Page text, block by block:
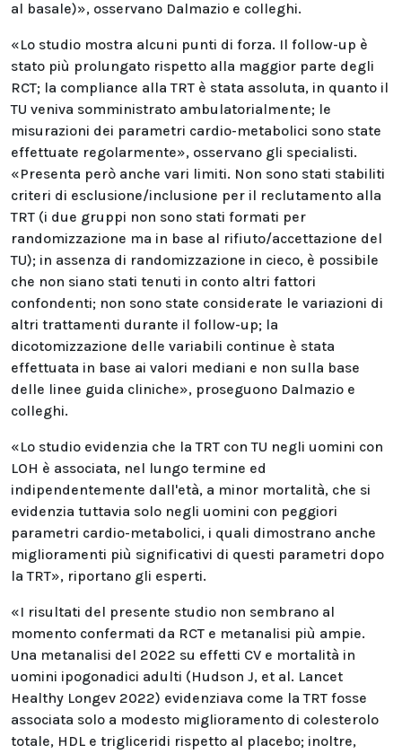
al basale)», osservano Dalmazio e colleghi.
«Lo studio mostra alcuni punti di forza. Il follow-up è
stato più prolungato rispetto alla maggior parte degli
RCT; la compliance alla TRT è stata assoluta, in quanto il
TU veniva somministrato ambulatorialmente; le
misurazioni dei parametri cardio-metabolici sono state
effettuate regolarmente», osservano gli specialisti.
«Presenta però anche vari limiti. Non sono stati stabiliti
criteri di esclusione/inclusione per il reclutamento alla
TRT (i due gruppi non sono stati formati per
randomizzazione ma in base al rifiuto/accettazione del
TU); in assenza di randomizzazione in cieco, è possibile
che non siano stati tenuti in conto altri fattori
confondenti; non sono state considerate le variazioni di
altri trattamenti durante il follow-up; la
dicotomizzazione delle variabili continue è stata
effettuata in base ai valori mediani e non sulla base
delle linee guida cliniche», proseguono Dalmazio e
colleghi.
«Lo studio evidenzia che la TRT con TU negli uomini con
LOH è associata, nel lungo termine ed
indipendentemente dall'età, a minor mortalità, che si
evidenzia tuttavia solo negli uomini con peggiori
parametri cardio-metabolici, i quali dimostrano anche
miglioramenti più significativi di questi parametri dopo
la TRT», riportano gli esperti.
«I risultati del presente studio non sembrano al
momento confermati da RCT e metanalisi più ampie.
Una metanalisi del 2022 su effetti CV e mortalità in
uomini ipogonadici adulti (Hudson J, et al. Lancet
Healthy Longev 2022) evidenziava come la TRT fosse
associata solo a modesto miglioramento di colesterolo
totale, HDL e trigliceridi rispetto al placebo; inoltre,